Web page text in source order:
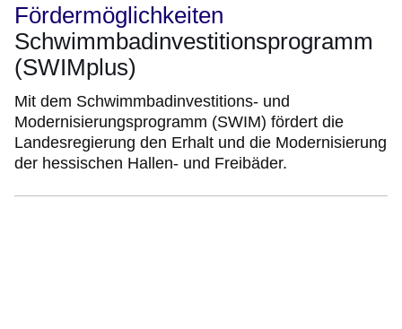
Fördermöglichkeiten
Schwimmbadinvestitionsprogramm
(SWIMplus)
Mit dem Schwimmbadinvestitions- und
Modernisierungsprogramm (SWIM) fördert die
Landesregierung den Erhalt und die Modernisierung
der hessischen Hallen- und Freibäder.